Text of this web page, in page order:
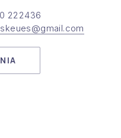
222436